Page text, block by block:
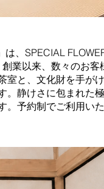
は、SPECIAL
業以来、数々のお客
室と、文化財を手が
。静けさに包まれた
予約制でご利用いた